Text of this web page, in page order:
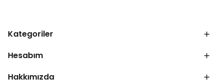
Kategoriler
Hesabım
Hakkımızda